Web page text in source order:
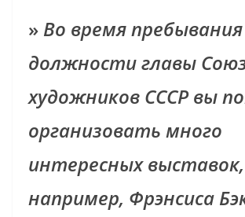
» Во время
должности главы
художников СССР вы
организовать много
интересных выставок,
например, Фрэнсиса